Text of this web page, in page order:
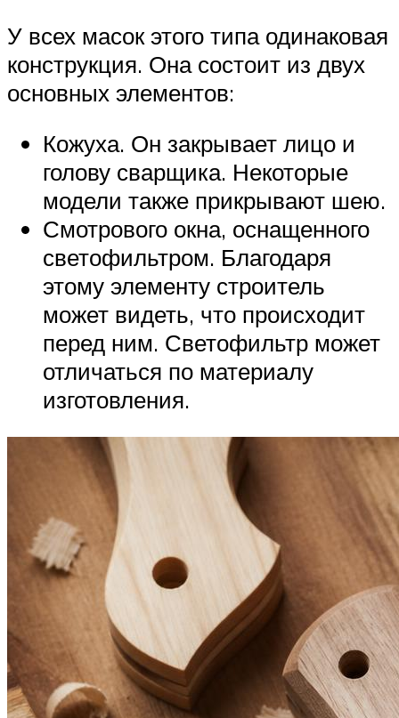
У всех масок этого типа одинаковая
конструкция. Она состоит из двух
основных элементов:
Кожуха. Он закрывает лицо и
голову сварщика. Некоторые
модели также прикрывают шею.
Смотрового окна, оснащенного
светофильтром. Благодаря
этому элементу строитель
может видеть, что происходит
перед ним. Светофильтр может
отличаться по материалу
изготовления.